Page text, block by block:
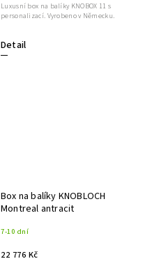
Detail
Luxusní box na balíky KNOBOX 11 s
personalizací. Vyrobeno v Německu.
Box na balíky KNOBLOCH
Montreal antracit
7-10 dní
22 776 Kč